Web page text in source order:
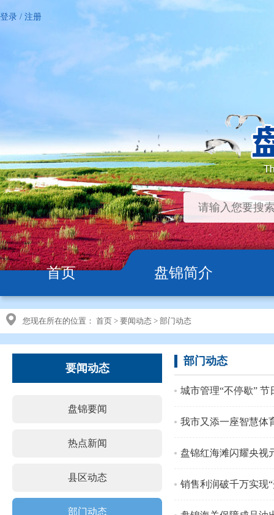
登录 / 注册
首页 盘锦简介
您现在所在的位置： 首页 > 要闻动态 > 部门动态
要闻动态
盘锦要闻
热点新闻
县区动态
部门动态
部门动态
城市管理“不停歇” 节
我市又添一座智慧体
盘锦红海滩闪耀央视
销售利润破千万实现